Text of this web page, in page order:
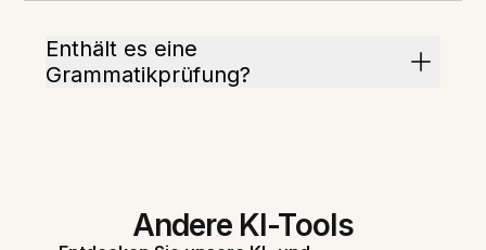
Enthält es eine
Grammatikprüfung?
Andere KI-Tools